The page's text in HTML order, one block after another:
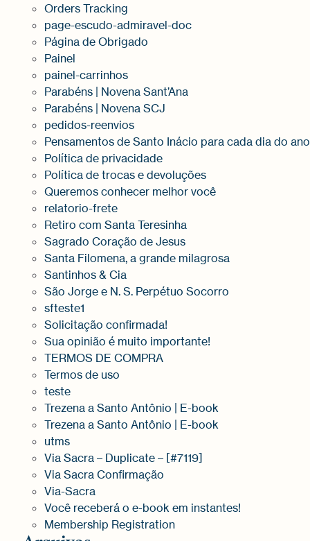
Orders Tracking
page-escudo-admiravel-doc
Página de Obrigado
Painel
painel-carrinhos
Parabéns | Novena Sant’Ana
Parabéns | Novena SCJ
pedidos-reenvios
Pensamentos de Santo Inácio para cada dia do ano
Política de privacidade
Política de trocas e devoluções
Queremos conhecer melhor você
relatorio-frete
Retiro com Santa Teresinha
Sagrado Coração de Jesus
Santa Filomena, a grande milagrosa
Santinhos & Cia
São Jorge e N. S. Perpétuo Socorro
sfteste1
Solicitação confirmada!
Sua opinião é muito importante!
TERMOS DE COMPRA
Termos de uso
teste
Trezena a Santo Antônio | E-book
Trezena a Santo Antônio | E-book
utms
Via Sacra – Duplicate – [#7119]
Via Sacra Confirmação
Via-Sacra
Você receberá o e-book em instantes!
Membership Registration